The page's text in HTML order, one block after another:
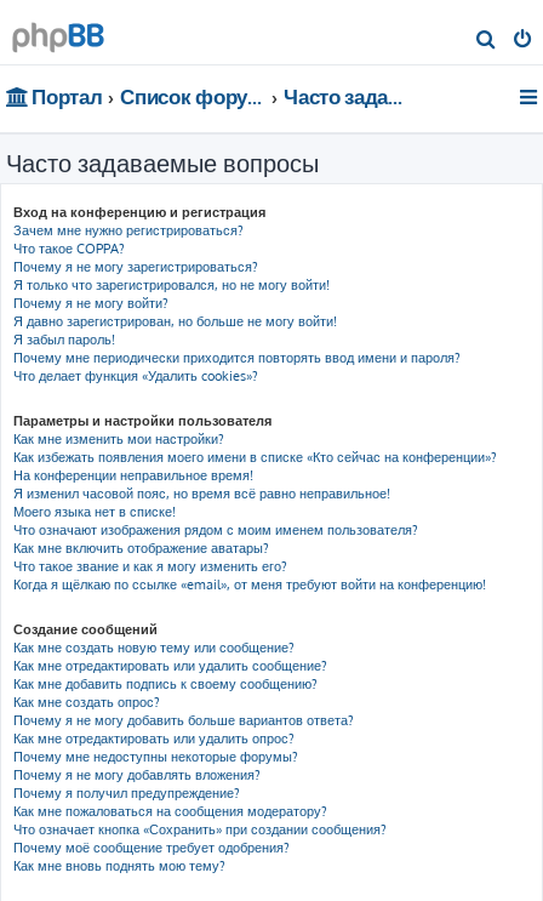
о
Портал Список форумов Часто задаваемые вопросы
Часто задаваемые вопросы
Вход на конференцию и регистрация
Зачем мне нужно регистрироваться?
Что такое COPPA?
Почему я не могу зарегистрироваться?
Я только что зарегистрировался, но не могу войти!
Почему я не могу войти?
Я давно зарегистрирован, но больше не могу войти!
Я забыл пароль!
Почему мне периодически приходится повторять ввод имени и пароля?
Что делает функция «Удалить cookies»?
Параметры и настройки пользователя
Как мне изменить мои настройки?
Как избежать появления моего имени в списке «Кто сейчас на конференции»?
На конференции неправильное время!
Я изменил часовой пояс, но время всё равно неправильное!
Моего языка нет в списке!
Что означают изображения рядом с моим именем пользователя?
Как мне включить отображение аватары?
Что такое звание и как я могу изменить его?
Когда я щёлкаю по ссылке «email», от меня требуют войти на конференцию!
Создание сообщений
Как мне создать новую тему или сообщение?
Как мне отредактировать или удалить сообщение?
Как мне добавить подпись к своему сообщению?
Как мне создать опрос?
Почему я не могу добавить больше вариантов ответа?
Как мне отредактировать или удалить опрос?
Почему мне недоступны некоторые форумы?
Почему я не могу добавлять вложения?
Почему я получил предупреждение?
Как мне пожаловаться на сообщения модератору?
Что означает кнопка «Сохранить» при создании сообщения?
Почему моё сообщение требует одобрения?
Как мне вновь поднять мою тему?